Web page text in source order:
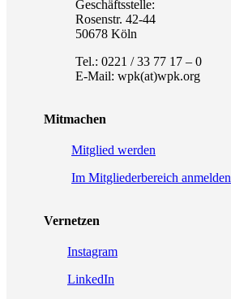
Geschäftsstelle:
Rosenstr. 42-44
50678 Köln
Tel.: 0221 / 33 77 17 – 0
E-Mail: wpk(at)wpk.org
Mitmachen
Mitglied werden
Im Mitgliederbereich anmelden
Vernetzen
Instagram
LinkedIn